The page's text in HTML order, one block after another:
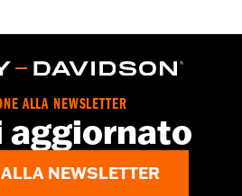
ALLA NEWSLETTER
aggiornato
NEWSLETTER